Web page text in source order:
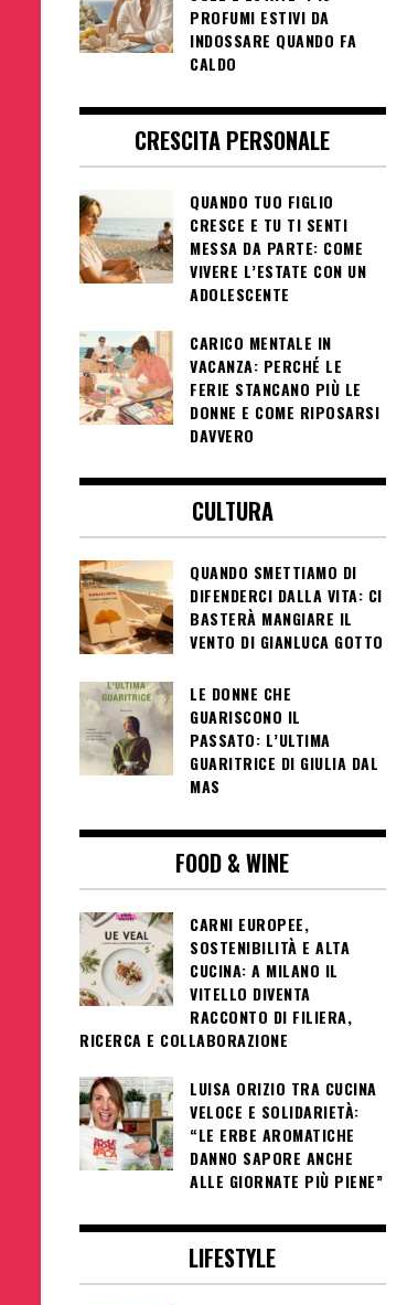
PROFUMI ESTIVI DA
INDOSSARE QUANDO FA
CALDO
CRESCITA PERSONALE
QUANDO TUO FIGLIO
CRESCE E TU TI SENTI
MESSA DA PARTE: COME
VIVERE L’ESTATE CON UN
ADOLESCENTE
CARICO MENTALE IN
VACANZA: PERCHÉ LE
FERIE STANCANO PIÙ LE
DONNE E COME RIPOSARSI
DAVVERO
CULTURA
QUANDO SMETTIAMO DI
DIFENDERCI DALLA VITA: CI
BASTERÀ MANGIARE IL
VENTO DI GIANLUCA GOTTO
LE DONNE CHE
GUARISCONO IL
PASSATO: L’ULTIMA
GUARITRICE DI GIULIA DAL
MAS
FOOD & WINE
CARNI EUROPEE,
SOSTENIBILITÀ E ALTA
CUCINA: A MILANO IL
VITELLO DIVENTA
RACCONTO DI FILIERA,
RICERCA E COLLABORAZIONE
LUISA ORIZIO TRA CUCINA
VELOCE E SOLIDARIETÀ:
“LE ERBE AROMATICHE
DANNO SAPORE ANCHE
ALLE GIORNATE PIÙ PIENE”
LIFESTYLE